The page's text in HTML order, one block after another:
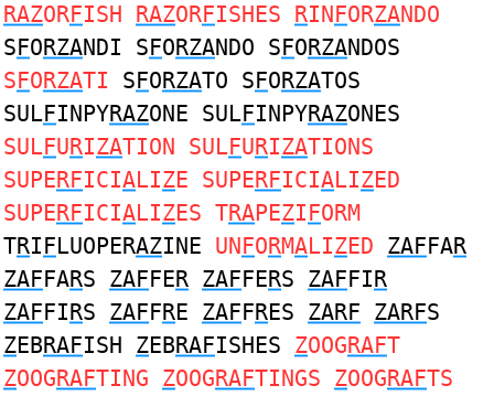
RAZORFISH RAZORFISHES RINFORZANDO
SFORZANDI SFORZANDO SFORZANDOS
SFORZATI SFORZATO SFORZATOS
SULFINPYRAZONE SULFINPYRAZONES
SULFURIZATION SULFURIZATIONS
SUPERFICIALIZE SUPERFICIALIZED
SUPERFICIALIZES TRAPEZIFORM
TRIFLUOPERAZINE UNFORMALIZED ZAFFAR
ZAFFARS ZAFFER ZAFFERS ZAFFIR
ZAFFIRS ZAFFRE ZAFFRES ZARF ZARFS
ZEBRAFISH ZEBRAFISHES ZOOGRAFT
ZOOGRAFTING ZOOGRAFTINGS ZOOGRAFTS